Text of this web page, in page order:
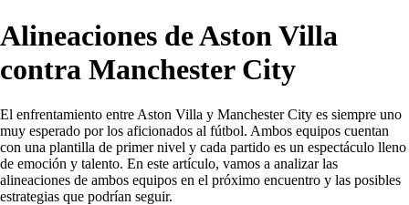
Alineaciones de Aston Villa
contra Manchester City
El enfrentamiento entre Aston Villa y Manchester City es siempre uno
muy esperado por los aficionados al fútbol. Ambos equipos cuentan
con una plantilla de primer nivel y cada partido es un espectáculo lleno
de emoción y talento. En este artículo, vamos a analizar las
alineaciones de ambos equipos en el próximo encuentro y las posibles
estrategias que podrían seguir.